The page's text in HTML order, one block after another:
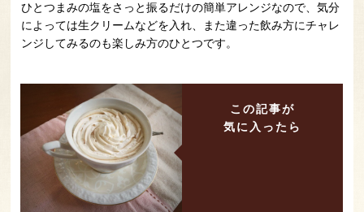
ひとつまみの塩をさっと振るだけの簡単アレンジなので、気分
によっては生クリームなどを入れ、また違った飲み方にチャレ
ンジしてみるのも楽しみ方のひとつです。
この記事が
気に入ったら